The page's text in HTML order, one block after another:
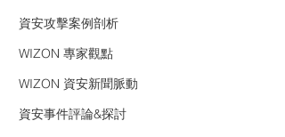
資安攻擊案例剖析
WIZON 專家觀點
WIZON 資安新聞脈動
資安事件評論&探討